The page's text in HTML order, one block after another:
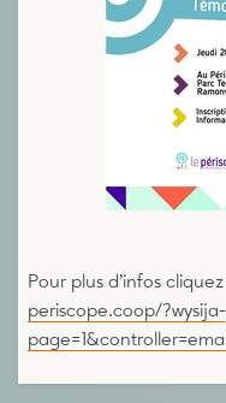
Pour plus d’infos
periscope.coop/?wysija-